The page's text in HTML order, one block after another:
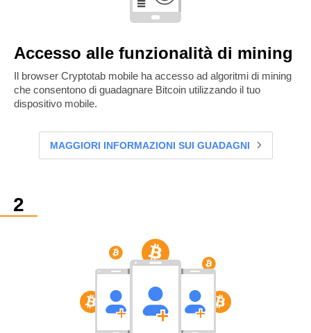
Accesso alle funzionalità di mining
Il browser Cryptotab mobile ha accesso ad algoritmi di mining
che consentono di guadagnare Bitcoin utilizzando il tuo
dispositivo mobile.
MAGGIORI INFORMAZIONI SUI GUADAGNI